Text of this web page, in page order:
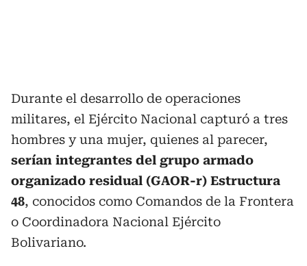
Durante el desarrollo de operaciones
militares, el Ejército Nacional capturó a tres
hombres y una mujer, quienes al parecer,
serían integrantes del grupo armado
organizado residual (GAOR-r) Estructura
48, conocidos como Comandos de la Frontera
o Coordinadora Nacional Ejército
Bolivariano.